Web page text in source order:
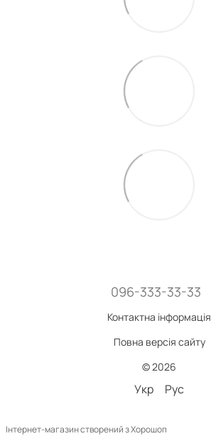
096-333-33-33
Контактна інформація
Повна версія сайту
© 2026
Укр Рус
Інтернет-магазин створений з Хорошоп